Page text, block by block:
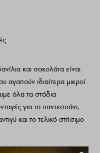
και σοκολάτα είναι
αγαπούν ιδιαίτερα μικροί
όλα τα στάδια
για το παντεσπάνι,
και το τελικό στήσιμο